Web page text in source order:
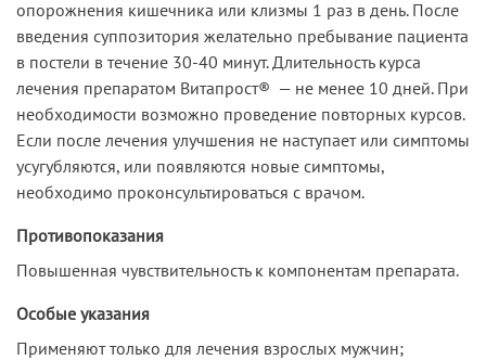
опорожнения кишечника или клизмы 1 раз в день. После
введения суппозитория желательно пребывание пациента
в постели в течение 30-40 минут. Длительность курса
лечения препаратом Витапрост® — не менее 10 дней. При
необходимости возможно проведение повторных курсов.
Если после лечения улучшения не наступает или симптомы
усугубляются, или появляются новые симптомы,
необходимо проконсультироваться с врачом.
Противопоказания
Повышенная чувствительность к компонентам препарата.
Особые указания
Применяют только для лечения взрослых мужчин;